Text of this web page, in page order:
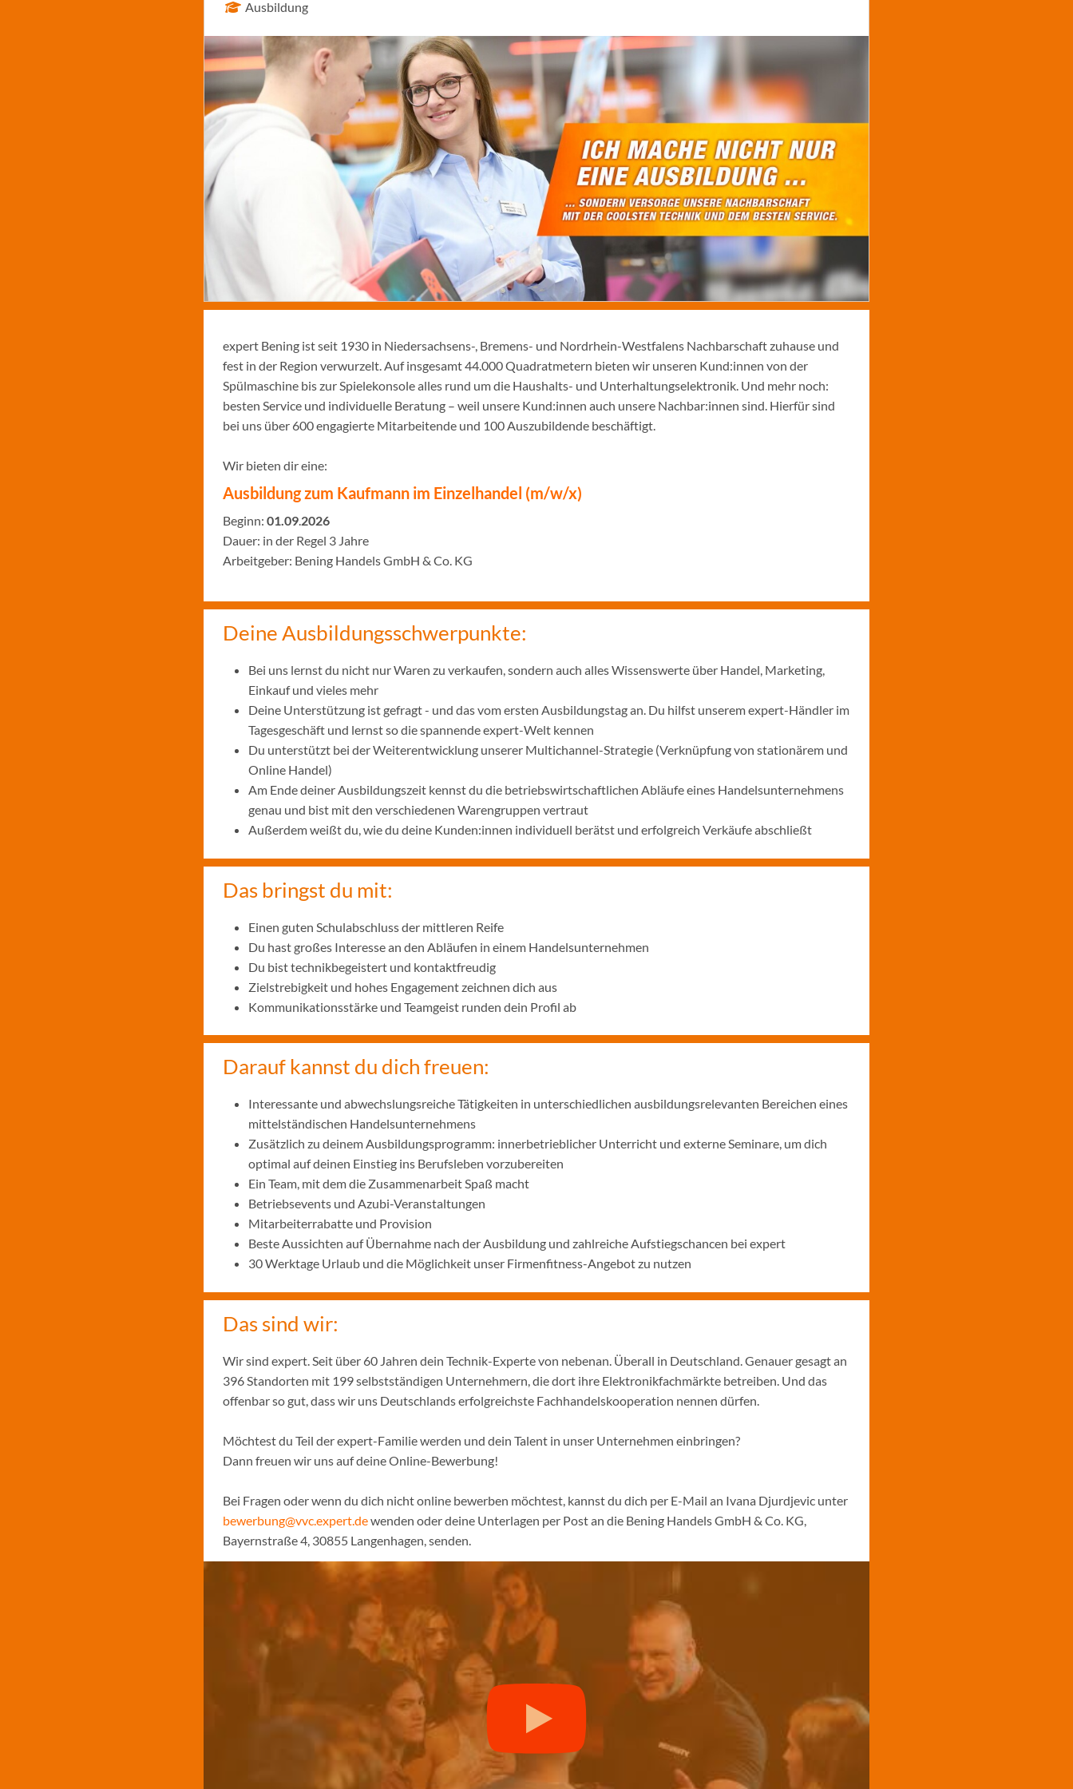
Ausbildung
expert Bening ist seit 1930 in Niedersachsens-, Bremens- und Nordrhein-Westfalens Nachbarschaft zuhause und
fest in der Region verwurzelt. Auf insgesamt 44.000 Quadratmetern bieten wir unseren Kund:innen von der
Spülmaschine bis zur Spielekonsole alles rund um die Haushalts- und Unterhaltungselektronik. Und mehr noch:
besten Service und individuelle Beratung – weil unsere Kund:innen auch unsere Nachbar:innen sind. Hierfür sind
bei uns über 600 engagierte Mitarbeitende und 100 Auszubildende beschäftigt.
Wir bieten dir eine:
Ausbildung zum Kaufmann im Einzelhandel (m/w/x)
Beginn: 01.09.2026
Dauer: in der Regel 3 Jahre
Arbeitgeber: Bening Handels GmbH & Co. KG
Deine Ausbildungsschwerpunkte:
Bei uns lernst du nicht nur Waren zu verkaufen, sondern auch alles Wissenswerte über Handel, Marketing,
Einkauf und vieles mehr
Deine Unterstützung ist gefragt - und das vom ersten Ausbildungstag an. Du hilfst unserem expert-Händler im
Tagesgeschäft und lernst so die spannende expert-Welt kennen
Du unterstützt bei der Weiterentwicklung unserer Multichannel-Strategie (Verknüpfung von stationärem und
Online Handel)
Am Ende deiner Ausbildungszeit kennst du die betriebswirtschaftlichen Abläufe eines Handelsunternehmens
genau und bist mit den verschiedenen Warengruppen vertraut
Außerdem weißt du, wie du deine Kunden:innen individuell berätst und erfolgreich Verkäufe abschließt
Das bringst du mit:
Einen guten Schulabschluss der mittleren Reife
Du hast großes Interesse an den Abläufen in einem Handelsunternehmen
Du bist technikbegeistert und kontaktfreudig
Zielstrebigkeit und hohes Engagement zeichnen dich aus
Kommunikationsstärke und Teamgeist runden dein Profil ab
Darauf kannst du dich freuen:
Interessante und abwechslungsreiche Tätigkeiten in unterschiedlichen ausbildungsrelevanten Bereichen eines
mittelständischen Handelsunternehmens
Zusätzlich zu deinem Ausbildungsprogramm: innerbetrieblicher Unterricht und externe Seminare, um dich
optimal auf deinen Einstieg ins Berufsleben vorzubereiten
Ein Team, mit dem die Zusammenarbeit Spaß macht
Betriebsevents und Azubi-Veranstaltungen
Mitarbeiterrabatte und Provision
Beste Aussichten auf Übernahme nach der Ausbildung und zahlreiche Aufstiegschancen bei expert
30 Werktage Urlaub und die Möglichkeit unser Firmenfitness-Angebot zu nutzen
Das sind wir:
Wir sind expert. Seit über 60 Jahren dein Technik-Experte von nebenan. Überall in Deutschland. Genauer gesagt an
396 Standorten mit 199 selbstständigen Unternehmern, die dort ihre Elektronikfachmärkte betreiben. Und das
offenbar so gut, dass wir uns Deutschlands erfolgreichste Fachhandelskooperation nennen dürfen.
Möchtest du Teil der expert-Familie werden und dein Talent in unser Unternehmen einbringen?
Dann freuen wir uns auf deine Online-Bewerbung!
Bei Fragen oder wenn du dich nicht online bewerben möchtest, kannst du dich per E-Mail an Ivana Djurdjevic unter
bewerbung@vvc.expert.dewenden oder deine Unterlagen per Post an die Bening Handels GmbH & Co. KG,
Bayernstraße 4, 30855 Langenhagen, senden.